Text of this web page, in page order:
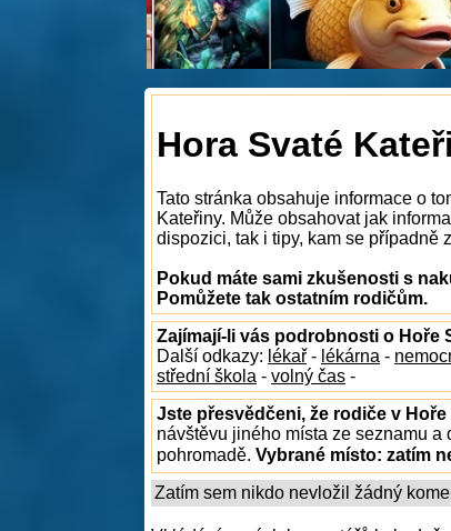
Hora Svaté
Tato stránka obsahuje informace o
Kateřiny. Může obsahovat jak
dispozici, tak i tipy, kam se případně
Pokud máte sami zkušenosti s
Pomůžete tak ostatním rodičům.
Zajímají-li vás podrobnosti o Hoře
Další odkazy: lékař - lékárna -
střední škola - volný čas -
Jste přesvědčeni, že rodiče v
návštěvu jiného místa ze seznamu
pohromadě. Vybrané místo: zatím
Zatím sem nikdo nevložil žádný